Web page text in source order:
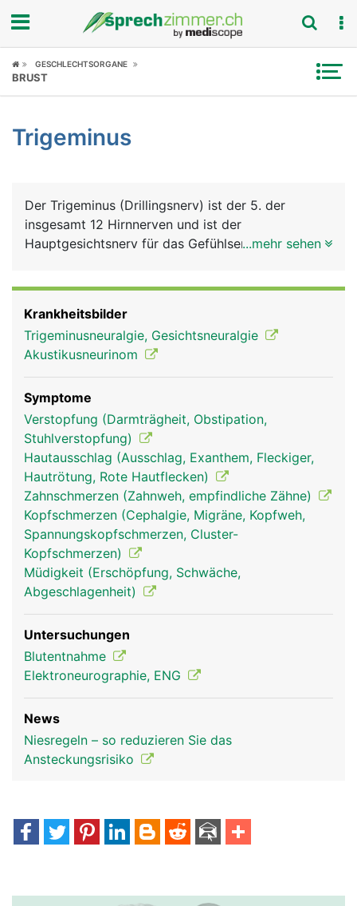
Fokus
Symptome
News
Rubriken
GESCHLECHTSORGANE
BRUST
Trigeminus
Der Trigeminus (Drillingsnerv) ist der 5. der
insgesamt 12 Hirnnerven und ist der
Hauptgesichtsnerv für das Gefühlsempfinden im
verantwortlich ist; ein Oberkieferast, für das
Empfinden unter dem Auge, im Oberkieferbereich
und Oberlippe; und ein Unterkieferast, der für das
Empfinden im Unterkieferbereich verantwortlich
ist und die Kau- und Mundbodenmuskulatur
steuert.
...mehr sehen
Krankheitsbilder
Trigeminusneuralgie, Gesichtsneuralgie
Akustikusneurinom
Symptome
Verstopfung (Darmträgheit, Obstipation,
Stuhlverstopfung)
Hautausschlag (Ausschlag, Exanthem, Fleckiger,
Hautrötung, Rote Hautflecken)
Zahnschmerzen (Zahnweh, empfindliche Zähne)
Kopfschmerzen (Cephalgie, Migräne, Kopfweh,
Spannungskopfschmerzen, Cluster-
Kopfschmerzen)
Müdigkeit (Erschöpfung, Schwäche,
Abgeschlagenheit)
Untersuchungen
Blutentnahme
Elektroneurographie, ENG
News
Niesregeln – so reduzieren Sie das
Ansteckungsrisiko